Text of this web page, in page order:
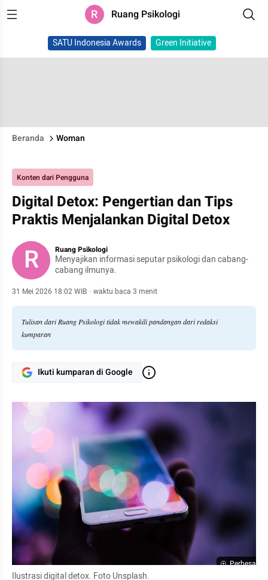
R Ruang Psikologi
SATU Indonesia Awards Green Initiative
Beranda Woman
Konten dari Pengguna
Digital Detox: Pengertian dan Tips
Praktis Menjalankan Digital Detox
R Ruang Psikologi
Menyajikan informasi seputar psikologi dan cabang-
cabang ilmunya.
31 Mei 2026 18:02 WIB · waktu baca 3 menit
Tulisan dari Ruang Psikologi tidak mewakili pandangan dari redaksi
kumparan
Ikuti kumparan di Google
Perbesar
Ilustrasi digital detox. Foto Unsplash.